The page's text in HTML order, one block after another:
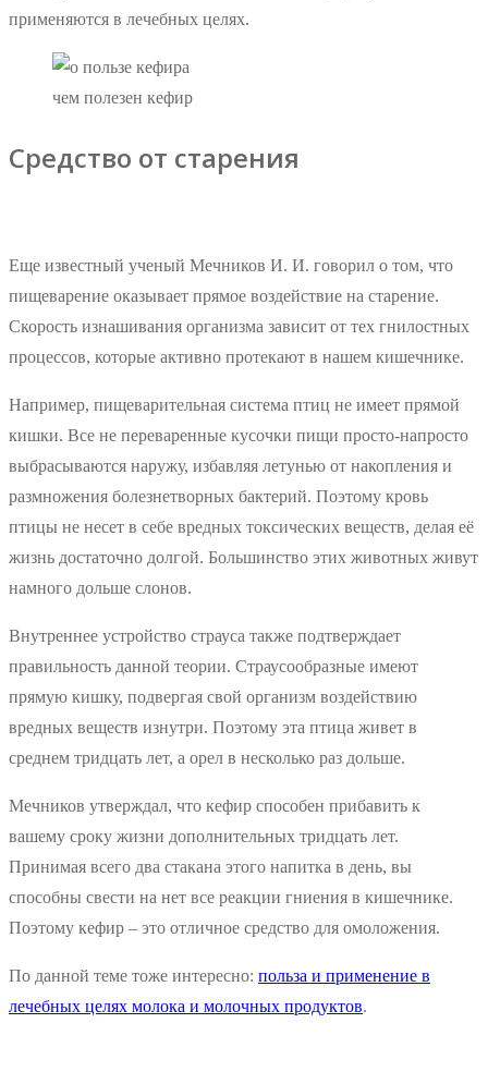
применяются в лечебных целях.
чем полезен кефир
Средство от старения
Еще известный ученый Мечников И. И. говорил о том, что
пищеварение оказывает прямое воздействие на старение.
Скорость изнашивания организма зависит от тех гнилостных
процессов, которые активно протекают в нашем кишечнике.
Например, пищеварительная система птиц не имеет прямой
кишки. Все не переваренные кусочки пищи просто-напросто
выбрасываются наружу, избавляя летунью от накопления и
размножения болезнетворных бактерий. Поэтому кровь
птицы не несет в себе вредных токсических веществ, делая её
жизнь достаточно долгой. Большинство этих животных живут
намного дольше слонов.
Внутреннее устройство страуса также подтверждает
правильность данной теории. Страусообразные имеют
прямую кишку, подвергая свой организм воздействию
вредных веществ изнутри. Поэтому эта птица живет в
среднем тридцать лет, а орел в несколько раз дольше.
Мечников утверждал, что кефир способен прибавить к
вашему сроку жизни дополнительных тридцать лет.
Принимая всего два стакана этого напитка в день, вы
способны свести на нет все реакции гниения в кишечнике.
Поэтому кефир – это отличное средство для омоложения.
По данной теме тоже интересно: польза и применение в
лечебных целях молока и молочных продуктов.